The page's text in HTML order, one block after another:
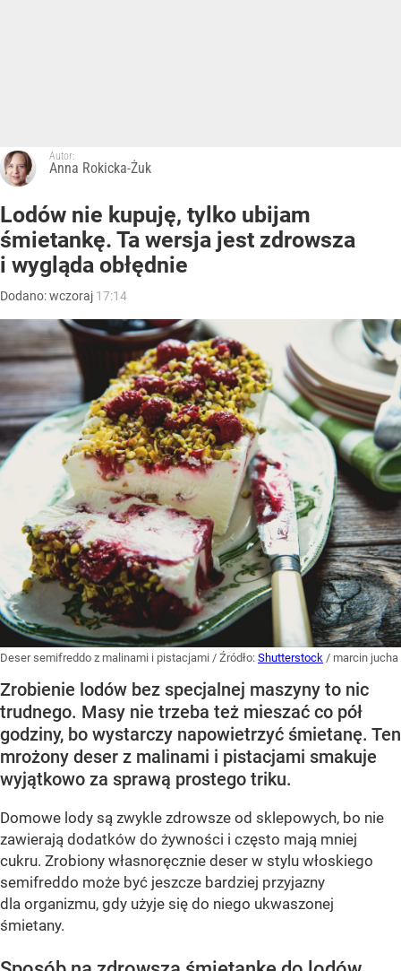
Autor:
Anna Rokicka-Żuk
Lodów nie kupuję, tylko ubijam
śmietankę. Ta wersja jest zdrowsza
i wygląda obłędnie
Dodano:wczoraj 17:14
Deser semifreddo z malinami i pistacjami / Źródło: Shutterstock / marcin jucha
Zrobienie lodów bez specjalnej maszyny to nic
trudnego. Masy nie trzeba też mieszać co pół
godziny, bo wystarczy napowietrzyć śmietanę. Ten
mrożony deser z malinami i pistacjami smakuje
wyjątkowo za sprawą prostego triku.
Domowe lody są zwykle zdrowsze od sklepowych, bo nie
zawierają dodatków do żywności i często mają mniej
cukru. Zrobiony własnoręcznie deser w stylu włoskiego
semifreddo może być jeszcze bardziej przyjazny
dla organizmu, gdy użyje się do niego ukwaszonej
śmietany.